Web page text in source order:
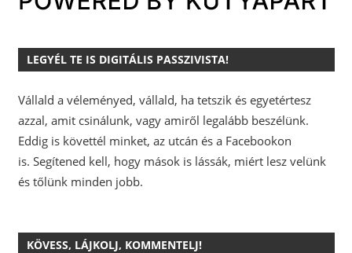
LEGYÉL TE IS DIGITÁLIS PASSZIVISTA!
Vállald a véleményed, vállald, ha tetszik és egyetértesz
azzal, amit csinálunk, vagy amiről legalább beszélünk.
Eddig is követtél minket, az utcán és a Facebookon
is. Segítened kell, hogy mások is lássák, miért lesz velünk
és tőlünk minden jobb.
KÖVESS, LÁJKOLJ, KOMMENTELJ!